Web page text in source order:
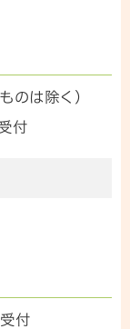
のは除く）
付
付